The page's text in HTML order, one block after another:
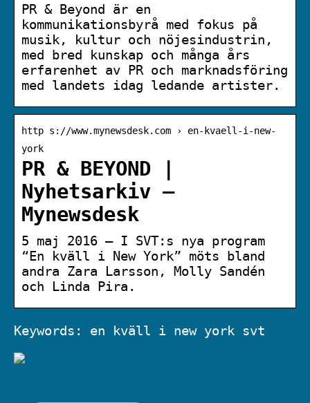
PR & Beyond är en
kommunikationsbyrå med fokus på
musik, kultur och nöjesindustrin,
med bred kunskap och många års
erfarenhet av PR och marknadsföring
med landets idag ledande artister.
http s://www.mynewsdesk.com › en-kvaell-i-new-
york
PR & BEYOND |
Nyhetsarkiv –
Mynewsdesk
5 maj 2016 — I SVT:s nya program
“En kväll i New York” möts bland
andra Zara Larsson, Molly Sandén
och Linda Pira.
Keywords: en kväll i new york svt